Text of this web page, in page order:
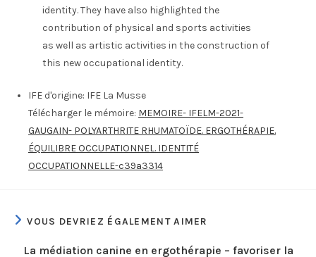
identity. They have also highlighted the
contribution of physical and sports activities
as well as artistic activities in the construction of
this new occupational identity.
IFE d'origine: IFE La Musse
Télécharger le mémoire: MEMOIRE- IFELM-2021-
GAUGAIN- POLYARTHRITE RHUMATOÏDE. ERGOTHÉRAPIE.
ÉQUILIBRE OCCUPATIONNEL. IDENTITÉ
OCCUPATIONNELLE-c39a3314
VOUS DEVRIEZ ÉGALEMENT AIMER
La médiation canine en ergothérapie – favoriser la